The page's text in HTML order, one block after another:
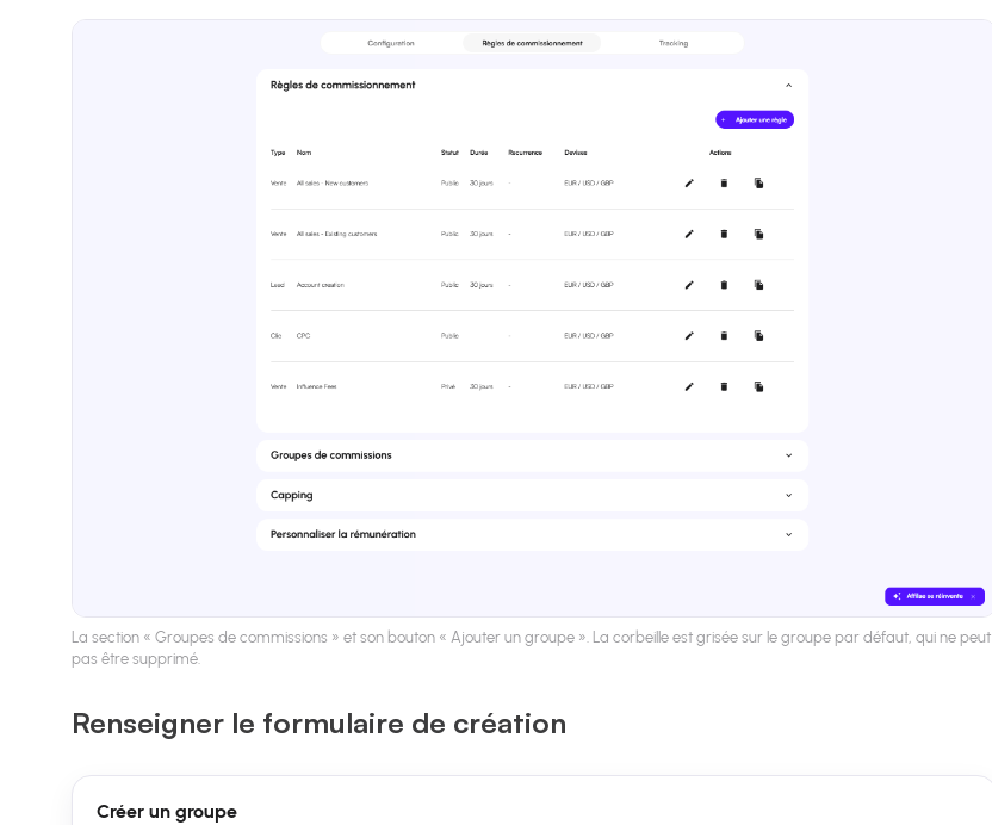
La section « Groupes de commissions » et son bouton « Ajouter un groupe ». La corbeille est grisée sur le groupe par défaut, qui ne peut
pas être supprimé.
Renseigner le formulaire de création
Créer un groupe